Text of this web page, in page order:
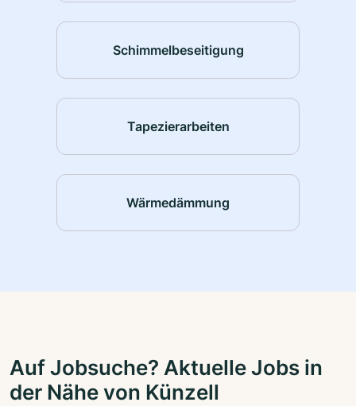
Schimmelbeseitigung
Tapezierarbeiten
Wärmedämmung
Auf Jobsuche? Aktuelle Jobs in
der Nähe von Künzell